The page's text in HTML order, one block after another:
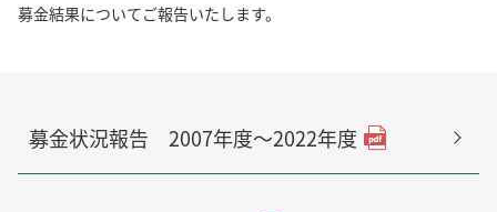
募金結果についてご報告いたします。
募金状況報告 2007年度～2022年度